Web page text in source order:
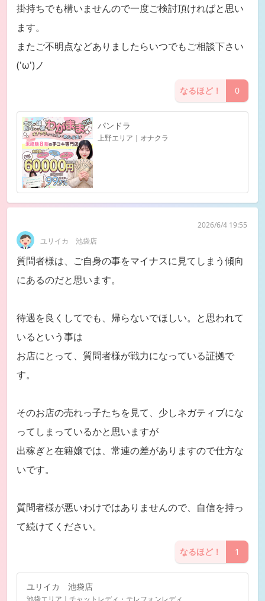
掛持ちでも構いませんので一度ご検討頂ければと思い
ます。
またご不明点などありましたらいつでもご相談下さい
('ω')ノ
なるほど！ 0
パンドラ
上野エリア｜オナクラ
ユリイカ 池袋店
2026/6/4 19:55
質問者様は、ご自身の事をマイナスに見てしまう傾向
にあるのだと思います。
待遇を良くしてでも、帰らないでほしい。と思われて
いるという事は
お店にとって、質問者様が戦力になっている証拠で
す。
そのお店の売れっ子たちを見て、少しネガティブにな
ってしまっているかと思いますが
出稼ぎと在籍嬢では、常連の差がありますので仕方な
いです。
質問者様が悪いわけではありませんので、自信を持っ
て続けてください。
なるほど！ 1
ユリイカ 池袋店
池袋エリア｜チャットレディ・テレフォンレディ